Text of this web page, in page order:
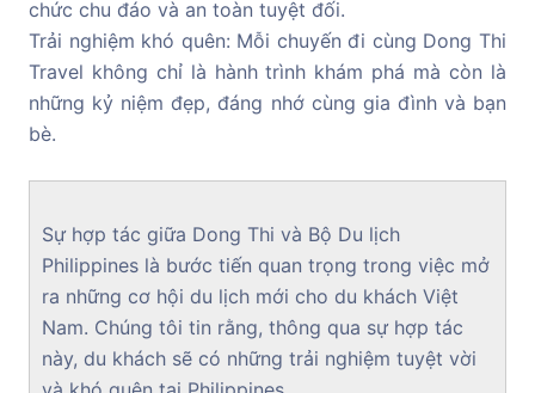
chức chu đáo và an toàn tuyệt đối.
Trải nghiệm khó quên: Mỗi chuyến đi cùng Dong Thi
Travel không chỉ là hành trình khám phá mà còn là
những kỷ niệm đẹp, đáng nhớ cùng gia đình và bạn
bè.
Sự hợp tác giữa Dong Thi và Bộ Du lịch
Philippines là bước tiến quan trọng trong việc mở
ra những cơ hội du lịch mới cho du khách Việt
Nam. Chúng tôi tin rằng, thông qua sự hợp tác
này, du khách sẽ có những trải nghiệm tuyệt vời